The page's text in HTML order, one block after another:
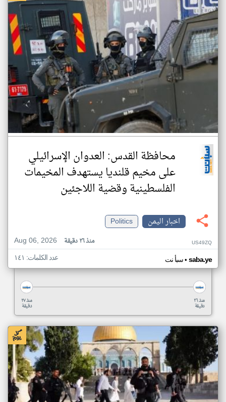
محافظة القدس: العدوان الإسرائيلي
على مخيم قلنديا يستهدف المخيمات
الفلسطينية وقضية اللاجئين
اخبار اليمن
Politics
Aug 06, 2026
منذ ٢٦ دقيقة US49ZQ
سبأ نت• saba.ye عدد الكلمات: ١٤١
منذ ٢٧
دقيقة
منذ ٢٦
دقيقة